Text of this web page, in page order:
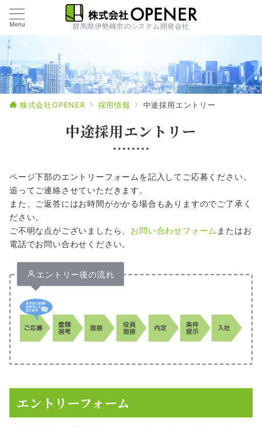
Menu 群馬県伊勢崎市のシステム開発会社
株式会社OPENER 採用情報 中途採用エントリー
中途採用エントリー
ページ下部のエントリーフォームを記入してご応募ください。
追ってご連絡させていただきます。
また、ご返答にはお時間がかかる場合もありますのでご了承く
ださい。
ご不明な点がございましたら、 お問い合わせフォーム またはお
電話でお問い合わせください。
エントリー後の流れ
エントリーフォーム